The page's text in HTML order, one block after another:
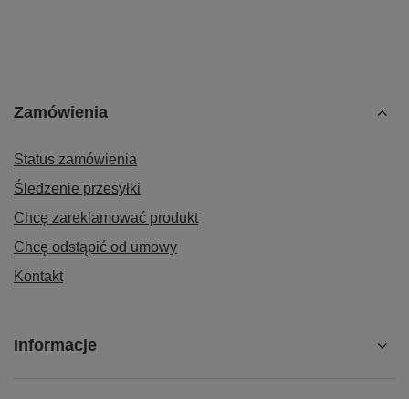
Zamówienia
Status zamówienia
Śledzenie przesyłki
Chcę zareklamować produkt
Chcę odstąpić od umowy
Kontakt
Informacje